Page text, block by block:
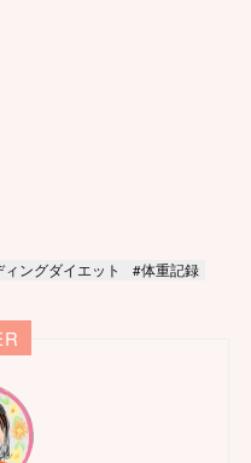
ングダイエット #体重記録